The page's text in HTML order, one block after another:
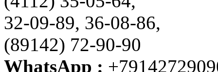
32-09-89, 36-08-86,
(89142) 72-90-90
WhatsApp :